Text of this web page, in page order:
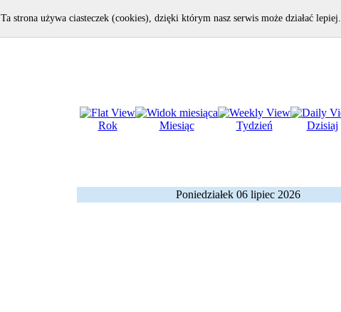
Rok Miesiąc Tydzień Dzisiaj
Poniedziałek 06 lipiec 2026
Ta strona używa ciasteczek (cookies), dzięki którym nasz serwis może działać lepiej.